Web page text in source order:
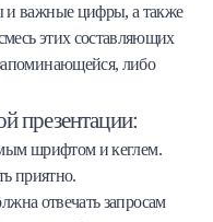
и важные цифры, а также
этих составляющих
либо
презентации:
шрифтом и кеглем.
приятно.
отвечать запросам